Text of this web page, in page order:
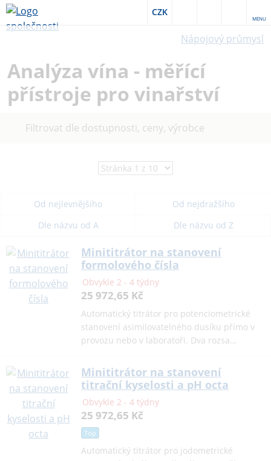
CZK
MENU
Nápojový průmysl
Analýza vína - měřící
přístroje pro vinařství
Filtrovat dle dostupnosti, ceny, výrobce
Od nejlevnějšího
Od nejdražšího
Dle názvu od A
Dle názvu od Z
Minititrátor na stanovení
formolového čísla
Obvykle 2 - 4 týdny
25 972,65 Kč
Automatický titrátor pro potenciometrické
stanovení asimilovatelného dusíku přímo v
provozu nebo v laboratoři. Dva rozsa…
Minititrátor na stanovení
titrační kyselosti a pH octa
Obvykle 2 - 4 týdny
25 972,65 Kč
Top
Automatický titrátor pro jodometrické